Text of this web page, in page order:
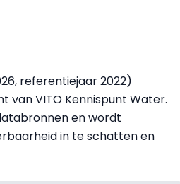
referentiejaar 2022)
van VITO Kennispunt Water.
en wordt
in te schatten en